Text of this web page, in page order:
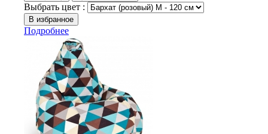
Выбрать цвет :
Подробнее